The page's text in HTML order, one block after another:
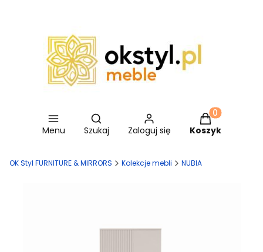
Menu
Otwórz wyszukiwarkę
Szukaj Zaloguj się
Produkty w
Koszyk
OK Styl FURNITURE & MIRRORS Kolekcje mebli NUBIA